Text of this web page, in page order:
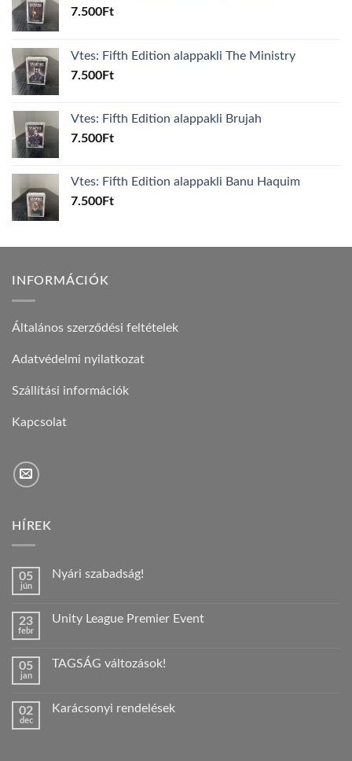
7.500Ft
Vtes: Fifth Edition alappakli The Ministry
7.500Ft
Vtes: Fifth Edition alappakli Brujah
7.500Ft
Vtes: Fifth Edition alappakli Banu Haquim
7.500Ft
INFORMÁCIÓK
Általános szerződési feltételek
Adatvédelmi nyilatkozat
Szállítási információk
Kapcsolat
HÍREK
05
jún
Nyári szabadság!
Nyári
23
febr
Unity League Premier Event
Unity
bejegyzéshez
05
jan
TAGSÁG változások!
TAGSÁG
02
dec
Karácsonyi rendelések